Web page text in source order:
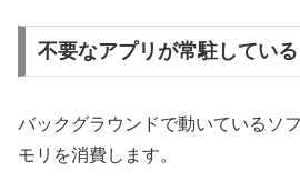
不要なアプリが常駐している
バックグラウンドで動いているソ
モリを消費します。